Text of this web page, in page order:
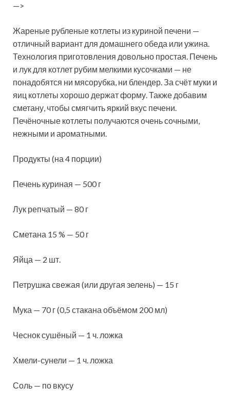
—>
Жареные рубленые котлеты из куриной печени —
отличный вариант для домашнего обеда или ужина.
Технология приготовления довольно простая. Печень
и лук для котлет рубим мелкими кусочками — не
понадобятся ни мясорубка, ни блендер. За счёт муки и
яиц котлеты хорошо держат форму. Также добавим
сметану, чтобы смягчить яркий вкус печени.
Печёночные котлеты получаются очень сочными,
нежными и ароматными.
Продукты (на 4 порции)
Печень куриная — 500 г
Лук репчатый — 80 г
Сметана 15 % — 50 г
Яйца — 2 шт.
Петрушка свежая (или другая зелень) — 15 г
Мука — 70 г (0,5 стакана объёмом 200 мл)
Чеснок сушёный — 1 ч. ложка
Хмели-сунели — 1 ч. ложка
Соль — по вкусу